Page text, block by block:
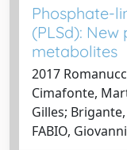
Phosphate-
(PLSd):
metabolites
2017
Cimafonte,
Gilles;
FABIO, Giovanni